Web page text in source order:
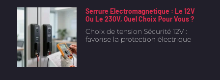
Serrure Electromagnetique : Le 12V
Ou Le 230V, Quel Choix Pour Vous ?
Choix de tension Sécurité 12V :
favorise la protection électrique